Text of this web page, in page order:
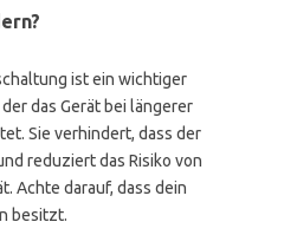
ist ein wichtiger
das Gerät bei längerer
Sie verhindert, dass der
reduziert das Risiko von
Achte darauf, dass dein
besitzt.